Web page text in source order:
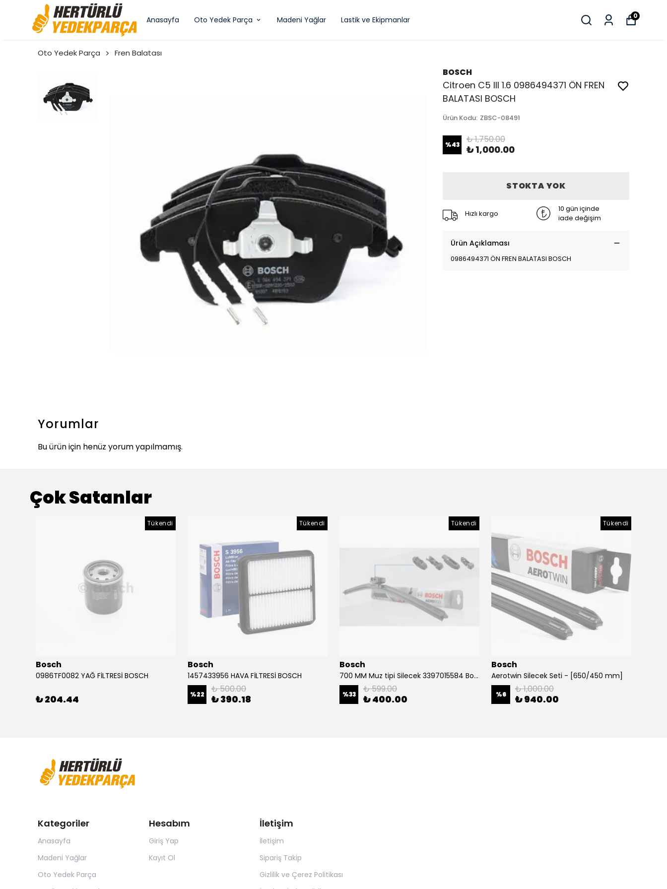
Anasayfa Oto Yedek Parça Madeni Yağlar Lastik ve Ekipmanlar 0
Oto Yedek Parça Fren Balatası
BOSCH
Citroen C5 III 1.6 0986494371 ÖN FREN
BALATASI BOSCH
Ürün Kodu: ZBSC-08491
%43 ₺ 1,750.00
₺ 1,000.00
STOKTA YOK
Hızlı kargo
10 gün içinde
iade değişim
Ürün Açıklaması
0986494371 ÖN FREN BALATASI BOSCH
Yorumlar
Bu ürün için henüz yorum yapılmamış.
Çok Satanlar
Tükendi
Bosch
0986TF0082 YAĞ FİLTRESİ BOSCH
₺ 204.44
Tükendi
Bosch
1457433956 HAVA FİLTRESİ BOSCH
%22 ₺ 500.00
₺ 390.18
Tükendi
Bosch
700 MM Muz tipi Silecek 3397015584 Bosch
%33 ₺ 599.00
₺ 400.00
Tükendi
Bosch
Aerotwin Silecek Seti - [650/450 mm]
%6 ₺ 1,000.00
₺ 940.00
Kategoriler
Anasayfa
Madeni Yağlar
Oto Yedek Parça
Hesabım
Giriş Yap
Kayıt Ol
İletişim
İletişim
Sipariş Takip
Gizlilik ve Çerez Politikası